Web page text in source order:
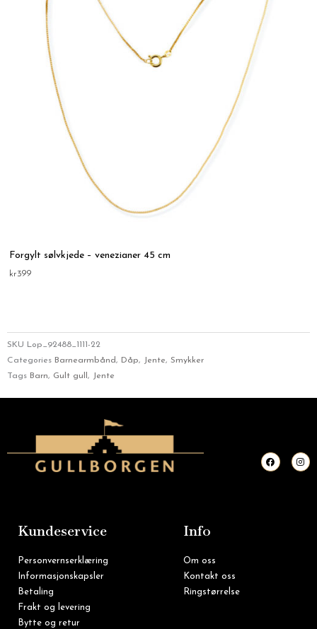
Forgylt sølvkjede – venezianer 45 cm
kr399
SKU Lop_92488_1111-22
Categories Barnearmbånd, Dåp, Jente, Smykker
Tags Barn, Gult gull , Jente
F
a
c
I
n
s
Kundeservice
Personvernserklæring
Informasjonskapsler
Betaling
Frakt og levering
Bytte og retur
Info
Om oss
Kontakt oss
Ringstørrelse